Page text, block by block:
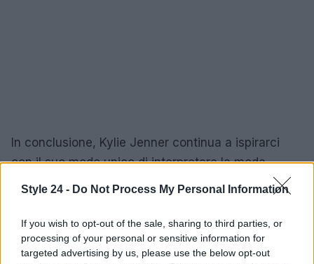
Style 24 - Do Not Process My Personal Information
If you wish to opt-out of the sale, sharing to third parties, or
processing of your personal or sensitive information for
targeted advertising by us, please use the below opt-out
In conclusione, Kylie Jenner continua a ispirarci
con il suo modo unico di interpretare la moda,
dimostrando che il total black non è solo una
sei pronta a provare questa audace scelta anche
durante l’estate? Non vorrai perderti l’occasione di
brillare!